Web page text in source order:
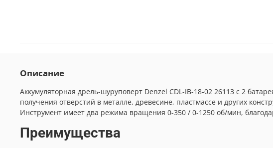
Описание
Аккумуляторная дрель-шуруповерт Denzel CDL-IB-18-02 26113 с 2
получения отверстий в металле, древесине, пластмассе и других
Инструмент имеет два режима вращения 0-350 / 0-1250 об/мин,
Преимущества